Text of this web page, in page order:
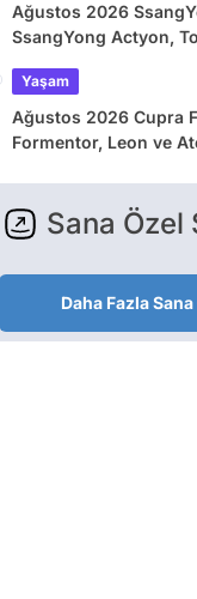
Ağustos 2026
SsangYong Actyon,
Yaşam
Ağustos 2026 Cupra
Formentor, Leon ve
Sana Özel
Daha Fazla